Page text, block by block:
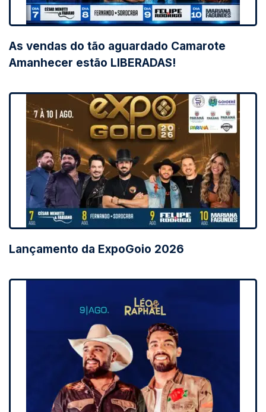
As vendas do tão aguardado Camarote
Amanhecer estão LIBERADAS!
Lançamento da ExpoGoio 2026